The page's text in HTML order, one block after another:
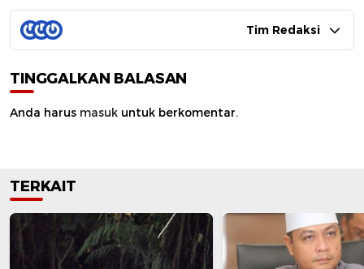
Tim Redaksi
TINGGALKAN BALASAN
Anda harus masuk untuk berkomentar.
TERKAIT